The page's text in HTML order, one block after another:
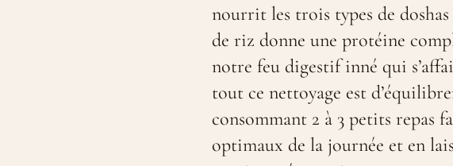
nourrit les trois types de
de riz donne une protéine
notre feu digestif inné qui
tout ce nettoyage est
consommant 2 à 3 petits repas
optimaux de la journée et en